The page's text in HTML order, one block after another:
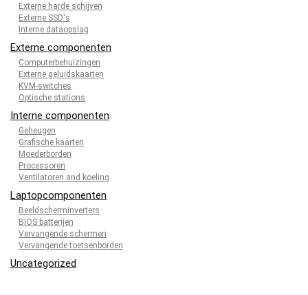
Externe harde schijven
Externe SSD's
Interne dataopslag
Externe componenten
Computerbehuizingen
Externe geluidskaarten
KVM-switches
Optische stations
Interne componenten
Geheugen
Grafische kaarten
Moederborden
Processoren
Ventilatoren and koeling
Laptopcomponenten
Beeldscherminverters
BIOS batterijen
Vervangende schermen
Vervangende toetsenborden
Uncategorized